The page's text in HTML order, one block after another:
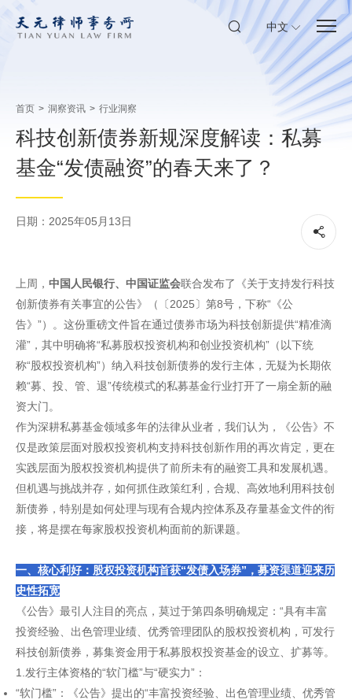
中文
首页 > 洞察资讯 > 行业洞察
科技创新债券新规深度解读：私募
基金“发债融资”的春天来了？
日期：2025年05月13日
上周， 中国人民银行、中国证监会联合发布了《关于支持发行科技
创新债券有关事宜的公告》（〔2025〕第8号，下称“《公
告》”）。这份重磅文件旨在通过债券市场为科技创新提供“精准滴
灌”，其中明确将“私募股权投资机构和创业投资机构”（以下统
称“股权投资机构”）纳入科技创新债券的发行主体，无疑为长期依
赖“募、投、管、退”传统模式的私募基金行业打开了一扇全新的融
资大门。
作为深耕私募基金领域多年的法律从业者，我们认为，《公告》不
仅是政策层面对股权投资机构支持科技创新作用的再次肯定，更在
实践层面为股权投资机构提供了前所未有的融资工具和发展机遇。
但机遇与挑战并存，如何抓住政策红利，合规、高效地利用科技创
新债券，特别是如何处理与现有合规内控体系及存量基金文件的衔
接，将是摆在每家股权投资机构面前的新课题。
一、核心利好：股权投资机构首获“发债入场券”，募资渠道迎来历
史性拓宽
《公告》最引人注目的亮点，莫过于第四条明确规定：“具有丰富
投资经验、出色管理业绩、优秀管理团队的股权投资机构，可发行
科技创新债券，募集资金用于私募股权投资基金的设立、扩募等。
1.发行主体资格的“软门槛”与“硬实力”：
“软门槛”：《公告》提出的“丰富投资经验、出色管理业绩、优秀管